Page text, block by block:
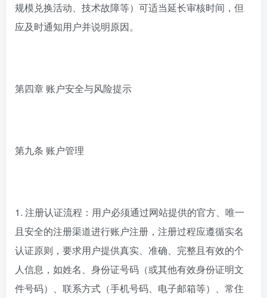
规模兑换活动、技术故障等）可适当延长审核时间，但
应及时通知用户并说明原因。
第四章 账户安全与风险提示
第九条 账户管理
1. 注册认证流程：用户必须通过网站提供的官方、唯一
且安全的注册渠道进行账户注册，注册过程应遵循实名
认证原则，要求用户提供真实、准确、完整且有效的个
人信息，如姓名、身份证号码（或其他有效身份证明文
件号码）、联系方式（手机号码、电子邮箱等）、常住